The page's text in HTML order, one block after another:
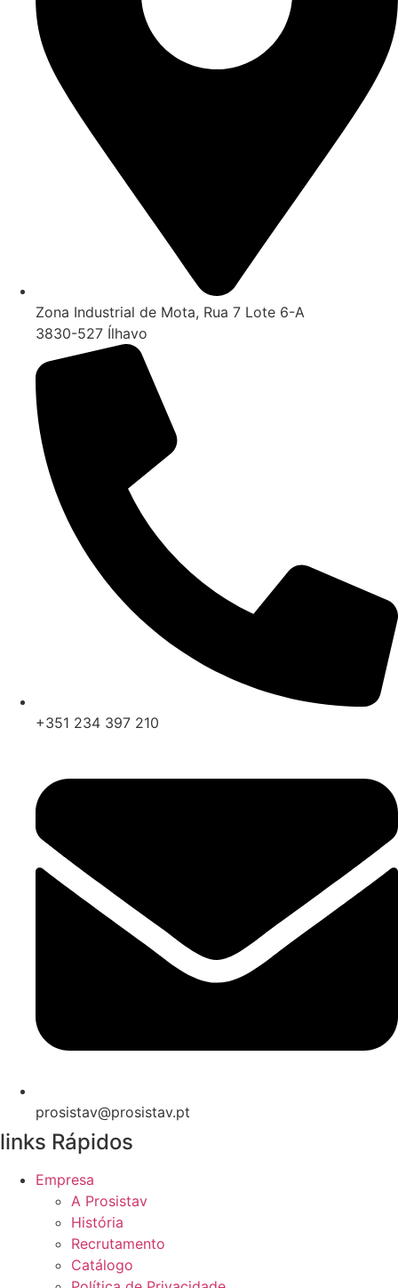
Zona Industrial de Mota, Rua 7 Lote 6-A
3830-527 Ílhavo
+351 234 397 210
prosistav@prosistav.pt
links Rápidos
Empresa
A Prosistav
História
Recrutamento
Catálogo